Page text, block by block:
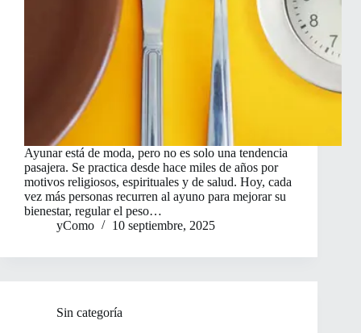
Ayunar está de moda, pero no es solo una tendencia
pasajera. Se practica desde hace miles de años por
motivos religiosos, espirituales y de salud. Hoy, cada
vez más personas recurren al ayuno para mejorar su
bienestar, regular el peso…
yComo
10 septiembre, 2025
Sin categoría